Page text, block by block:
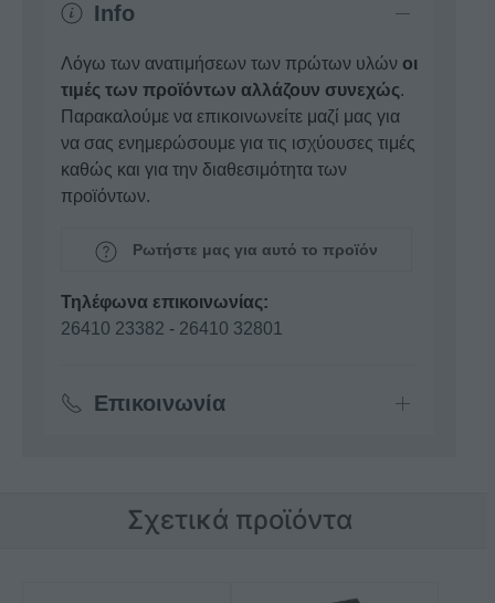
Info
Λόγω των ανατιμήσεων των πρώτων υλών οι
τιμές των προϊόντων αλλάζουν συνεχώς.
Παρακαλούμε να επικοινωνείτε μαζί μας για
να σας ενημερώσουμε για τις ισχύουσες τιμές
καθώς και για την διαθεσιμότητα των
προϊόντων.
Ρωτήστε μας για αυτό το προϊόν
Τηλέφωνα επικοινωνίας:
26410 23382 - 26410 32801
Επικοινωνία
Σχετικά προϊόντα